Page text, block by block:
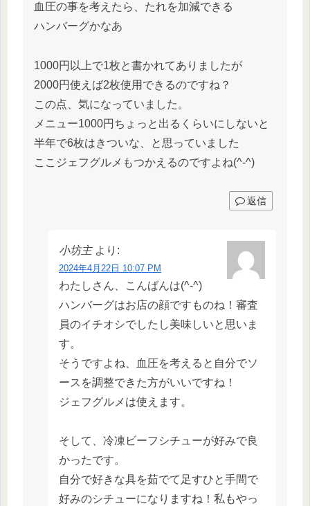
血圧の事を考えたら、たれを加減できる
ハンバーグかなあ
1000円以上で1枚と書かれてありましたが
2000円使えば2枚使用できるのですね？
この点、気になっていました。
メニュー1000円ちょっと出るくらいにしないと
半年で6枚はきついな、と思っていました
ここジェフグルメもつかえるのですよね(^-^)
返信
小坊主 より:
2024年4月22日 10:07 PM
わたしさん、こんばんは(^-^)
ハンバーグはお店の顔ですものね！審査
員のイチオシでしたし美味しいと思いま
す。
そうですよね、血圧を考えると自分でソ
ースを調整できた方がいいですね！
ジェフグルメは使えます。
そして、冷凍ビーフシチューが好みで良
かったです。
自分で好きな具を茹でて足すひと手間で
好みのシチューになりますね！私もやっ